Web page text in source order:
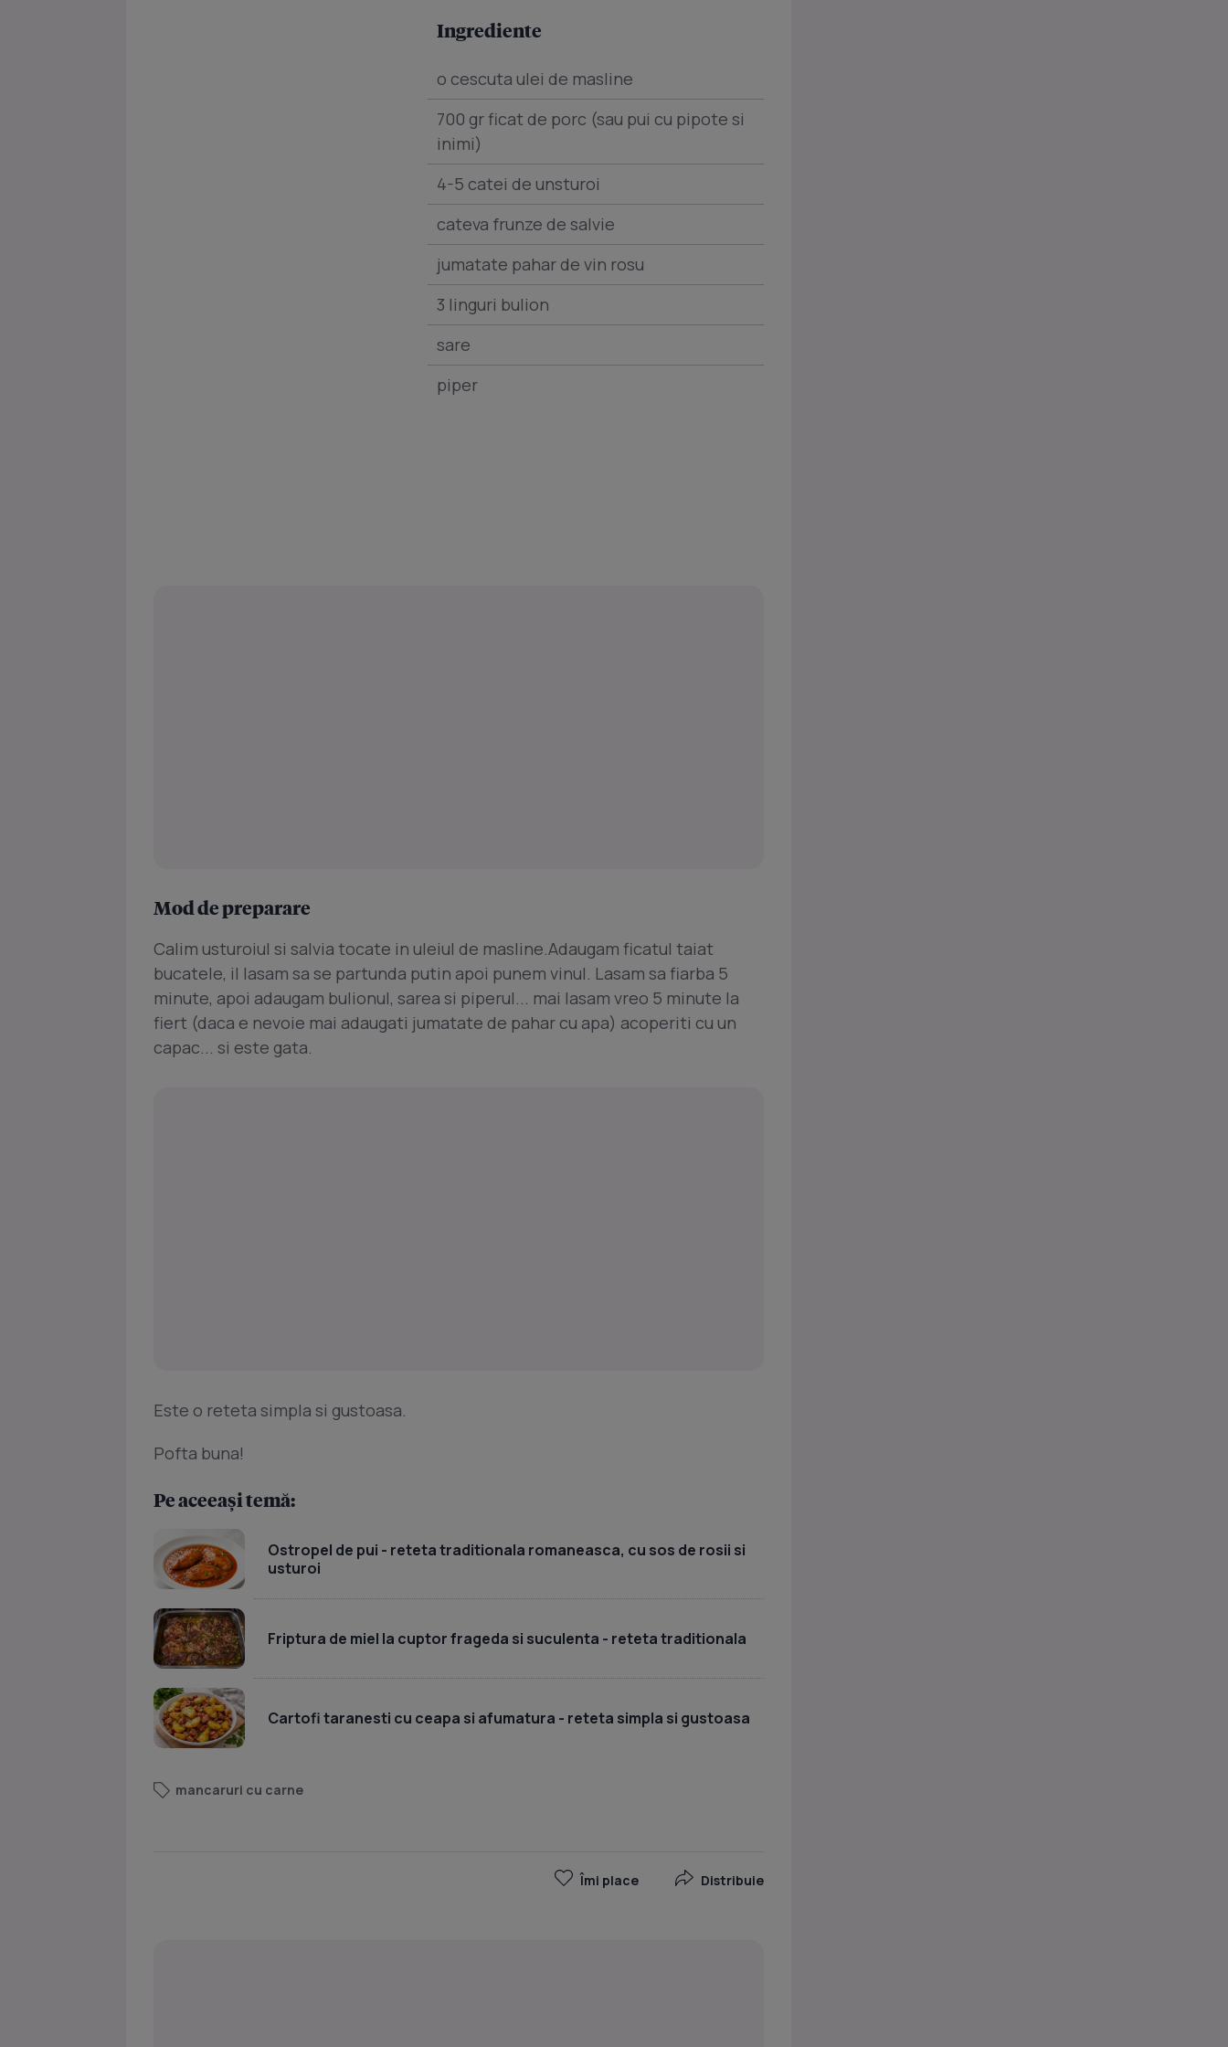
Ingrediente
o cescuta ulei de masline
700 gr ficat de porc (sau pui cu pipote si
inimi)
4-5 catei de unsturoi
cateva frunze de salvie
jumatate pahar de vin rosu
3 linguri bulion
sare
piper
Mod de preparare
Calim usturoiul si salvia tocate in uleiul de masline.Adaugam ficatul taiat
bucatele, il lasam sa se partunda putin apoi punem vinul. Lasam sa fiarba 5
minute, apoi adaugam bulionul, sarea si piperul... mai lasam vreo 5 minute la
fiert (daca e nevoie mai adaugati jumatate de pahar cu apa) acoperiti cu un
capac... si este gata.
Este o reteta simpla si gustoasa.
Pofta buna!
Pe aceeași temă:
Ostropel de pui - reteta traditionala romaneasca, cu sos de rosii si
usturoi
Friptura de miel la cuptor frageda si suculenta - reteta traditionala
Cartofi taranesti cu ceapa si afumatura - reteta simpla si gustoasa
mancaruri cu carne
Îmi place Distribuie